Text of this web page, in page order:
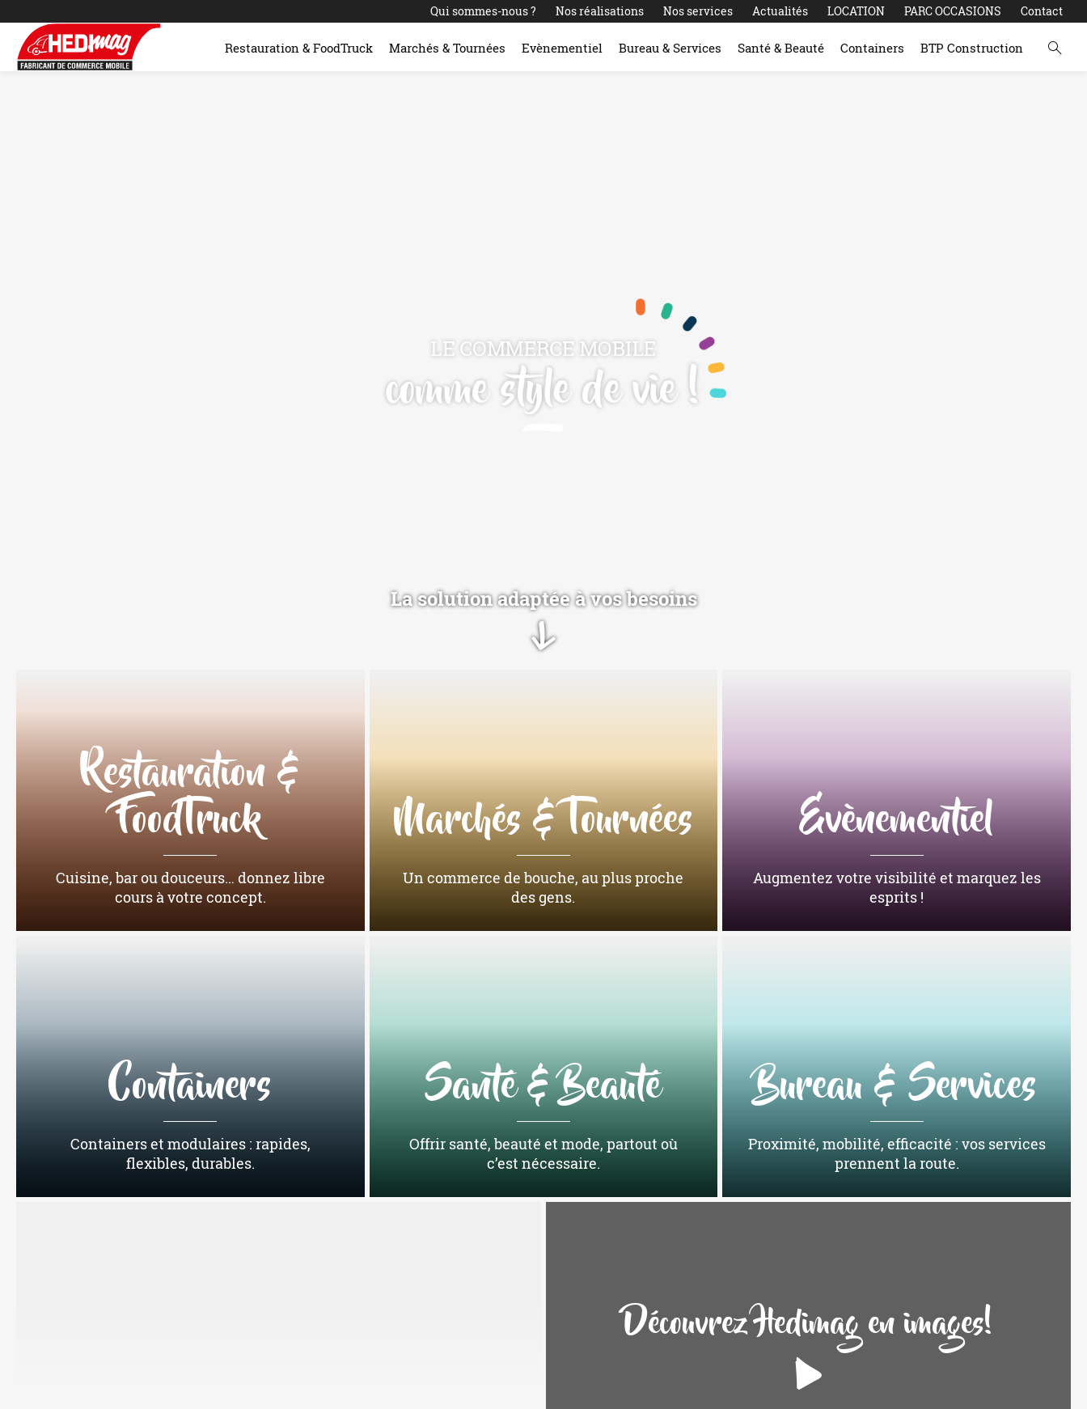
Qui sommes-nous ? Nos réalisations Nos services Actualités LOCATION PARC OCCASIONS Contact
Restauration & FoodTruck Marchés & Tournées Evènementiel Bureau & Services Santé & Beauté Containers BTP Construction
LE COMMERCE MOBILE
comme style de vie !
La solution adaptée à vos besoins
Restauration &
FoodTruck
Cuisine, bar ou douceurs… donnez libre
cours à votre concept.
Marchés & Tournées
Un commerce de bouche, au plus proche
des gens.
Evènementiel
Augmentez votre visibilité et marquez les
esprits !
Containers
Containers et modulaires : rapides,
flexibles, durables.
Santé & Beauté
Offrir santé, beauté et mode, partout où
c’est nécessaire.
Bureau & Services
Proximité, mobilité, efficacité : vos services
prennent la route.
Découvrez Hedimag en images!